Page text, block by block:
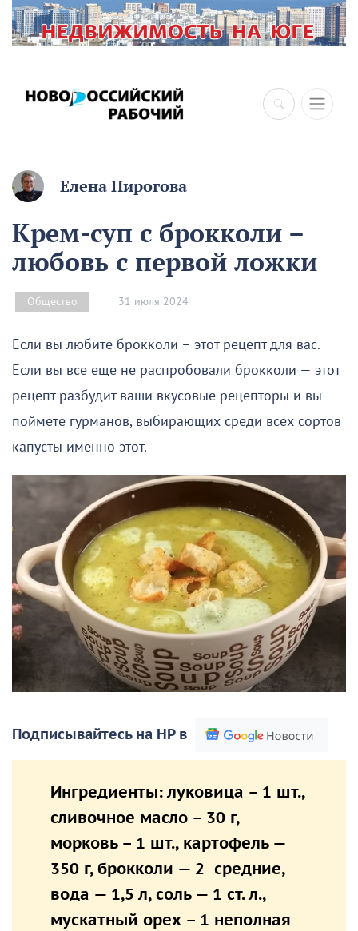
Елена Пирогова
Крем-суп с брокколи –
любовь с первой ложки
Общество 31 июля 2024
Если вы любите брокколи – этот рецепт для вас.
Если вы все еще не распробовали брокколи — этот
рецепт разбудит ваши вкусовые рецепторы и вы
поймете гурманов, выбирающих среди всех сортов
капусты именно этот.
Подписывайтесь на НР в
Ингредиенты:луковица – 1 шт.,
сливочное масло – 30 г,
морковь – 1 шт., картофель —
350 г, брокколи — 2 средние,
вода — 1,5 л, соль — 1 ст. л.,
мускатный орех – 1 неполная